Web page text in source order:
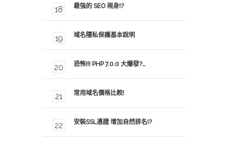
最強的 SEO 現身!?
域名隱私保護基本說明
恐怖!!! PHP 7.0.0 大爆發?…
常用域名價格比較!
安裝SSL憑證 增加自然排名!?